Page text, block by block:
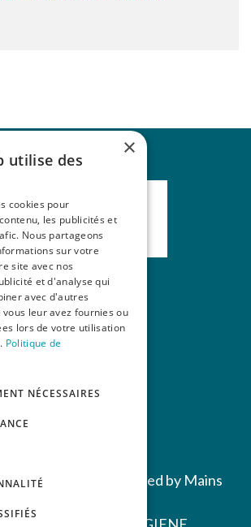
Nos formations
La revue Mains Libres
All Rights Reserved by Mains
×
utilise des
cookies pour
les publicités et
Nous partageons
sur votre
site avec nos
et d'analyse qui
avec d'autres
leur avez fournies ou
lors de votre utilisation
Politique de
NÉCESSAIRES